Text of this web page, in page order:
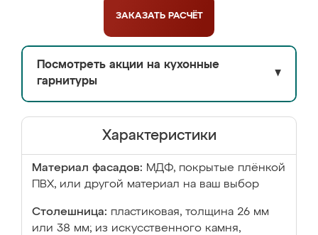
ЗАКАЗАТЬ РАСЧЁТ
Посмотреть акции на кухонные
гарнитуры
▼
Характеристики
Материал фасадов: МДФ, покрытые плёнкой
ПВХ, или другой материал на ваш выбор
Столешница: пластиковая, толщина 26 мм
или 38 мм; из искусственного камня,